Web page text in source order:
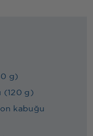
g)
(120 g)
kabuğu